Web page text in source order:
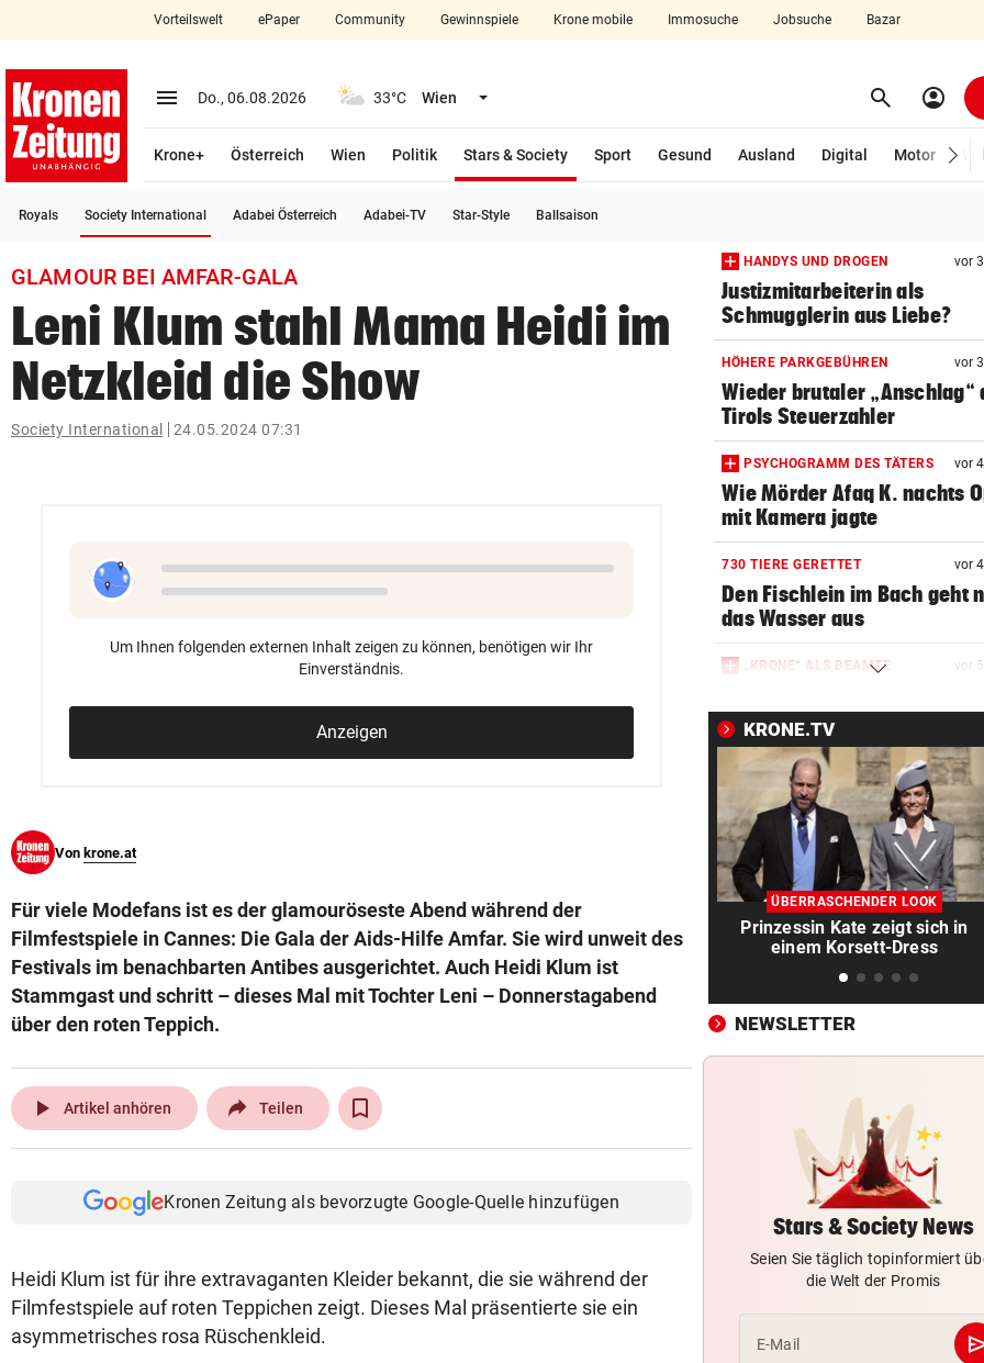
closeSchließen
account_circle Anmelden
arrow_right
Wien
search
Suchbegriff
eingeben
Vorteilswelt ePaper Community Gewinnspiele Krone mobile Immosuche Jobsuche Bazar
menu Menü aufklappen
Do., 06.08.2026 33°C Wien Menü aufklappen search Suchen
account_circle
Krone+ Österreich Wien Politik Stars & Society
Sport
Gesund Ausland Digital Motor
Royals Society International Adabei Österreich Adabei-TV Star-Style Ballsaison
GLAMOUR BEI AMFAR-GALA
Leni Klum stahl Mama Heidi im
Netzkleid die Show
Society International 24.05.2024 07:31
Um Ihnen folgenden externen Inhalt zeigen zu können, benötigen wir Ihr
Einverständnis.
Anzeigen
Von krone.at
Für viele Modefans ist es der glamouröseste Abend während der
Filmfestspiele in Cannes: Die Gala der Aids-Hilfe Amfar. Sie wird unweit des
Festivals im benachbarten Antibes ausgerichtet. Auch Heidi Klum ist
Stammgast und schritt – dieses Mal mit Tochter Leni – Donnerstagabend
über den roten Teppich.
play_arrow Artikel anhören Teilen
Kronen Zeitung als bevorzugte Google-Quelle hinzufügen
Heidi Klum ist für ihre extravaganten Kleider bekannt, die sie während der
Filmfestspiele auf roten Teppichen zeigt. Dieses Mal präsentierte sie ein
asymmetrisches rosa Rüschenkleid.
HANDYS UND DROGEN vor
Justizmitarbeiterin als
Schmugglerin aus Liebe?
HÖHERE PARKGEBÜHREN vor
Wieder brutaler „Anschlag“
Tirols Steuerzahler
PSYCHOGRAMM DES TÄTERS vor
Wie Mörder Afaq K. nachts
mit Kamera jagte
730 TIERE GERETTET vor
Den Fischlein im Bach geht
das Wasser aus
„KRONE“ ALS BEAMTE vor
Polizei trainiert
CONFERENCE LEAGUE vor 36
LIVE: Mit dieser Elf startet
bei Paide
NACH WM-DEBAKEL vor
Ex-Stürmerstar Forlan neuer
Teamchef von Uruguay
Krisenkoordinator ruft zum
Wassersparen auf
UK bis Holland: Warum alle
Liftsessel wollen
HISTORISCHE FAHRT
Weltrekord! Weltmeister siegt
unter Schmerzen
FLASCHE UND SCHWERT
KRONE.TV
ÜBERRASCHENDER LOOK
Prinzessin Kate zeigt sich in
einem Korsett-Dress
NEWSLETTER
Stars & Society News
Seien Sie täglich topinformiert
die Welt der Promis
E-Mail